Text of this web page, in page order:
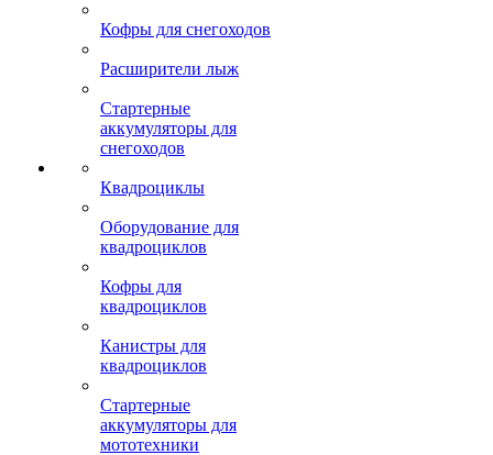
Кофры для снегоходов
Расширители лыж
Стартерные
аккумуляторы для
снегоходов
Квадроциклы
Оборудование для
квадроциклов
Кофры для
квадроциклов
Канистры для
квадроциклов
Стартерные
аккумуляторы для
мототехники